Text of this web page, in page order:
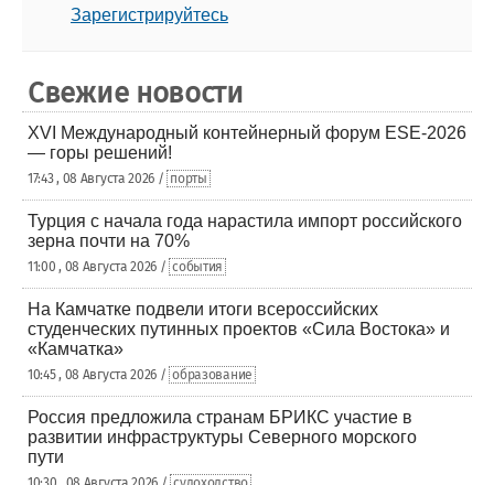
Зарегистрируйтесь
Свежие новости
XVI Международный контейнерный форум ESE-2026
— горы решений!
17:43 , 08 Августа 2026 / порты
Турция с начала года нарастила импорт российского
зерна почти на 70%
11:00 , 08 Августа 2026 / события
На Камчатке подвели итоги всероссийских
студенческих путинных проектов «Сила Востока» и
«Камчатка»
10:45 , 08 Августа 2026 / образование
Россия предложила странам БРИКС участие в
развитии инфраструктуры Северного морского
пути